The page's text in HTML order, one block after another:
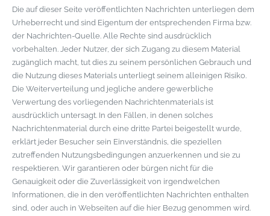
Die auf dieser Seite veröffentlichten Nachrichten unterliegen dem
Urheberrecht und sind Eigentum der entsprechenden Firma bzw.
der Nachrichten-Quelle. Alle Rechte sind ausdrücklich
vorbehalten. Jeder Nutzer, der sich Zugang zu diesem Material
zugänglich macht, tut dies zu seinem persönlichen Gebrauch und
die Nutzung dieses Materials unterliegt seinem alleinigen Risiko.
Die Weiterverteilung und jegliche andere gewerbliche
Verwertung des vorliegenden Nachrichtenmaterials ist
ausdrücklich untersagt. In den Fällen, in denen solches
Nachrichtenmaterial durch eine dritte Partei beigestellt wurde,
erklärt jeder Besucher sein Einverständnis, die speziellen
zutreffenden Nutzungsbedingungen anzuerkennen und sie zu
respektieren. Wir garantieren oder bürgen nicht für die
Genauigkeit oder die Zuverlässigkeit von irgendwelchen
Informationen, die in den veröffentlichten Nachrichten enthalten
sind, oder auch in Webseiten auf die hier Bezug genommen wird.